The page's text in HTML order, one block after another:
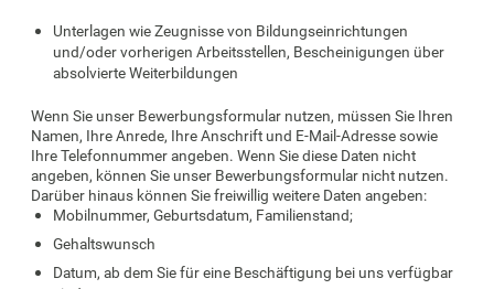
Unterlagen wie Zeugnisse von Bildungseinrichtungen
und/oder vorherigen Arbeitsstellen, Bescheinigungen über
absolvierte Weiterbildungen
Wenn Sie unser Bewerbungsformular nutzen, müssen Sie Ihren
Namen, Ihre Anrede, Ihre Anschrift und E-Mail-Adresse sowie
Ihre Telefonnummer angeben. Wenn Sie diese Daten nicht
angeben, können Sie unser Bewerbungsformular nicht nutzen.
Darüber hinaus können Sie freiwillig weitere Daten angeben:
Mobilnummer, Geburtsdatum, Familienstand;
Gehaltswunsch
Datum, ab dem Sie für eine Beschäftigung bei uns verfügbar